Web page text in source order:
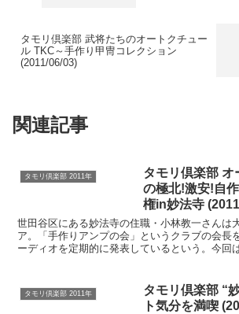
タモリ倶楽部 武将たちのオートクチュー
ル TKC～手作り甲冑コレクション
(2011/06/03)
関連記事
タモリ倶楽部 2011年
タモリ倶楽部 オ
の極北!激安!自
権in妙法寺
世田谷区にある妙法寺の住職・小林教一さんは
ア。「手作りアンプの会」というクラブの会長
ーディオを定期的に発表しているという。今回
タモリ倶楽部 2011年
タモリ倶楽部 “
ト気分を満喫